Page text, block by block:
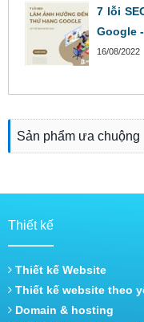
7 lỗi
Google
16/08/2022
Sản phẩm ưa chuộng
Thiết kế
Thiết kế Website
Thiết kế website theo
Domain & hosting